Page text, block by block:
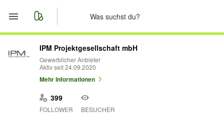
Start
Merkliste
Nachrichten
IPM Projektgesellschaft mbH
Gewerblicher Anbieter
Aktiv seit 24.09.2020
Mehr Informationen
399
FOLLOWER BESUCHER